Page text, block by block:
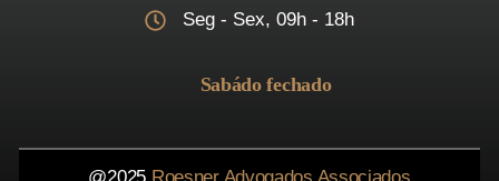
Seg - Sex, 09h - 18h
Sabádo fechado